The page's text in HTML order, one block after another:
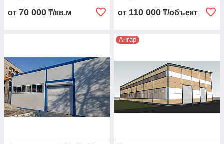
от 70 000 ₸/кв.м от 110 000 ₸/объект
Ангар